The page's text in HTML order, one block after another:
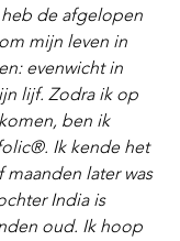
de afgelopen
mijn leven in
evenwicht in
lijf. Zodra ik op
ben ik
Ik kende het
maanden later was
India is
oud. Ik hoop